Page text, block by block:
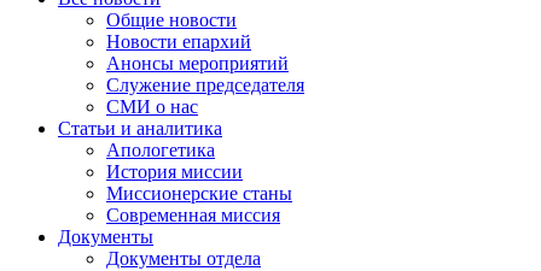
Общие новости
Новости епархий
Анонсы мероприятий
Служение председателя
СМИ о нас
Статьи и аналитика
Апологетика
История миссии
Миссионерские станы
Современная миссия
Документы
Документы отдела